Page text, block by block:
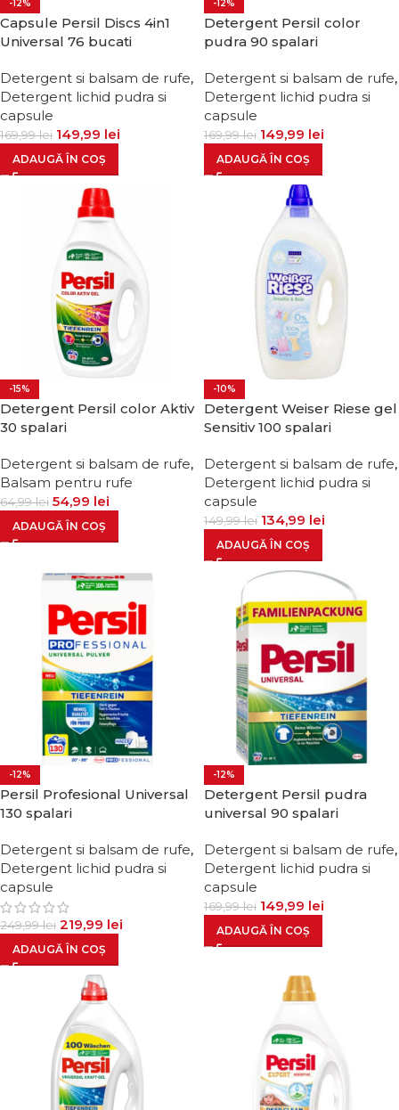
-12%
Capsule Persil Discs 4in1
Universal 76 bucati
Detergent si balsam de rufe,
Detergent lichid pudra si
capsule
169,99lei 149,99 lei
ADAUGĂ ÎN COȘ
-12%
Detergent Persil color
pudra 90 spalari
Detergent si balsam de rufe,
Detergent lichid pudra si
capsule
169,99lei 149,99 lei
ADAUGĂ ÎN COȘ
-15%
Detergent Persil color Aktiv
30 spalari
Detergent si balsam de rufe,
Balsam pentru rufe
64,99lei 54,99 lei
ADAUGĂ ÎN COȘ
-10%
Detergent Weiser Riese gel
Sensitiv 100 spalari
Detergent si balsam de rufe,
Detergent lichid pudra si
capsule
149,99lei 134,99 lei
ADAUGĂ ÎN COȘ
-12%
Persil Profesional Universal
130 spalari
Detergent si balsam de rufe,
Detergent lichid pudra si
capsule
249,99lei 219,99 lei
ADAUGĂ ÎN COȘ
-12%
Detergent Persil pudra
universal 90 spalari
Detergent si balsam de rufe,
Detergent lichid pudra si
capsule
169,99lei 149,99 lei
ADAUGĂ ÎN COȘ